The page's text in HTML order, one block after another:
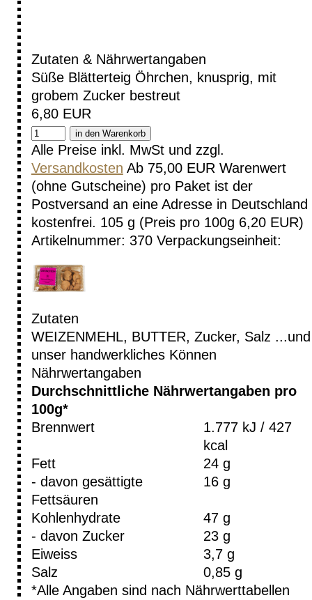
Zutaten & Nährwertangaben
Süße Blätterteig Öhrchen, knusprig, mit
grobem Zucker bestreut
6,80 EUR
Alle Preise inkl. MwSt und zzgl.
Versandkosten Ab 75,00 EUR Warenwert
(ohne Gutscheine) pro Paket ist der
Postversand an eine Adresse in Deutschland
kostenfrei. 105 g (Preis pro 100g 6,20 EUR)
Artikelnummer: 370 Verpackungseinheit:
Zutaten
WEIZENMEHL, BUTTER, Zucker, Salz ...und
unser handwerkliches Können
Nährwertangaben
Durchschnittliche Nährwertangaben pro
100g*
Brennwert
1.777 kJ / 427
kcal
Fett
24 g
- davon gesättigte
Fettsäuren
16 g
Kohlenhydrate
47 g
- davon Zucker
23 g
Eiweiss
3,7 g
Salz
0,85 g
*Alle Angaben sind nach Nährwerttabellen